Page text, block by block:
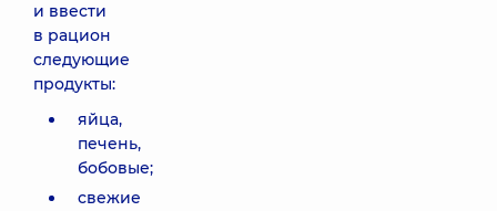
и ввести
в рацион
следующие
продукты:
яйца,
печень,
бобовые;
свежие